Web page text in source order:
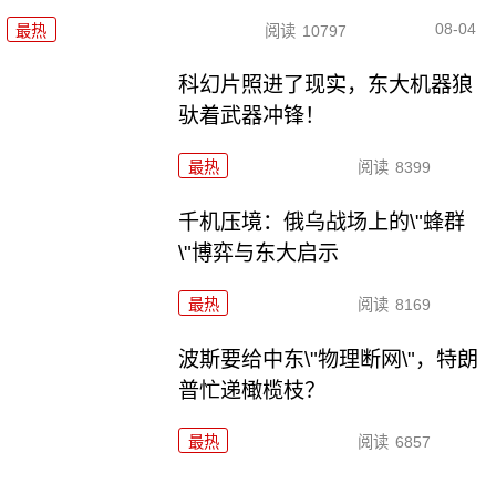
最热 阅读 10797 08-04
科幻片照进了现实，东大机器狼
驮着武器冲锋！
最热 阅读 8399
千机压境：俄乌战场上的\"蜂群
\"博弈与东大启示
最热 阅读 8169
波斯要给中东\"物理断网\"，特朗
普忙递橄榄枝？
最热 阅读 6857